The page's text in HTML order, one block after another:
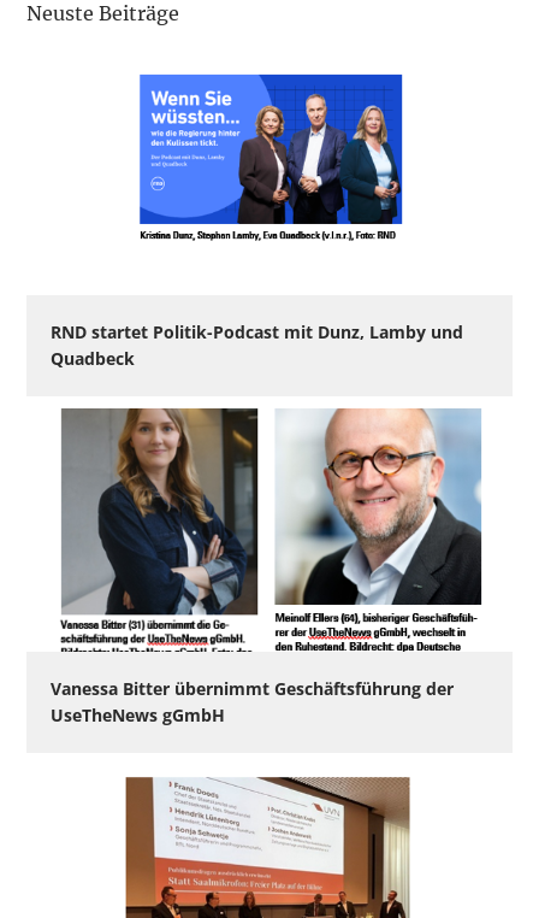
Neuste Beiträge
RND startet Politik-Podcast mit Dunz, Lamby und
Quadbeck
Vanessa Bitter übernimmt Geschäftsführung der
UseTheNews gGmbH